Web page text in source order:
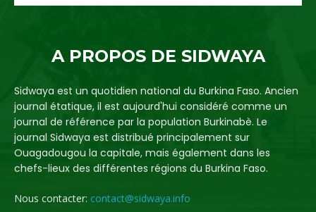
A PROPOS DE SIDWAYA
Sidwaya est un quotidien national du Burkina Faso. Ancien
journal étatique, il est aujourd'hui considéré comme un
journal de référence par la population Burkinabè. Le
journal Sidwaya est distribué principalement sur
Ouagadougou la capitale, mais également dans les
chefs-lieux des différentes régions du Burkina Faso.
Nous contacter: contact@sidwaya.info